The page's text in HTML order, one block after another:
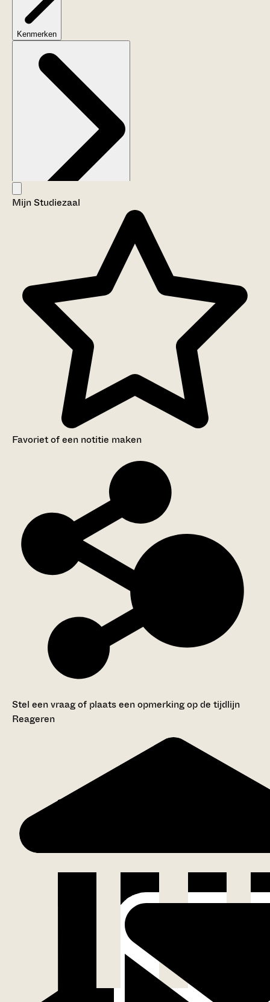
Kenmerken
Aanwijzingen voor de gebruiker
Inventaris
Mijn Studiezaal
Favoriet of een notitie maken
Stel een vraag of plaats een opmerking op de tijdlijn
Reageren